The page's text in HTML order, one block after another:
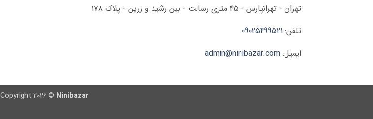
تهران - تهرانپارس - ۴۵ متری رسالت - بین رشید و زرین - پلاک ۱۷۸
تلفن: 09025499521
ایمیل: admin@ninibazar.com
Copyright 2026 © Ninibazar